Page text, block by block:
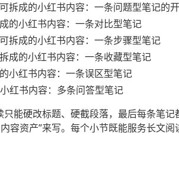
拆成的小红书内容：一条问题型笔记的
的小红书内容：一条对比型笔记
拆成的小红书内容：一条步骤型笔记
成的小红书内容：一条收藏型笔记
小红书内容：一条误区型笔记
红书内容：多条问答型笔记
能硬改标题、硬截段落，最后每条笔记
容资产”来写。每个小节既能服务长文